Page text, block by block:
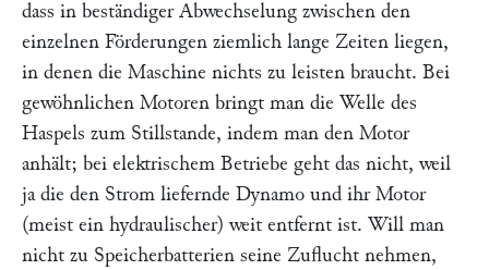
dass in beständiger Abwechselung zwischen den
einzelnen Förderungen ziemlich lange Zeiten liegen,
in denen die Maschine nichts zu leisten braucht. Bei
gewöhnlichen Motoren bringt man die Welle des
Haspels zum Stillstande, indem man den Motor
anhält; bei elektrischem Betriebe geht das nicht, weil
ja die den Strom liefernde Dynamo und ihr Motor
(meist ein hydraulischer) weit entfernt ist. Will man
nicht zu Speicherbatterien seine Zuflucht nehmen,